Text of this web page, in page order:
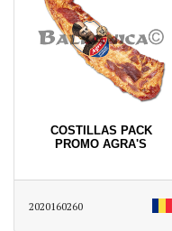
COSTILLAS PACK
PROMO AGRA'S
2020160260